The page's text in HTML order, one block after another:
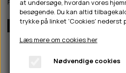
💧FODER-
🦴 GODBIDDER &
TIL
DRIKKEFLASKER/
TIL KAT
TILBUD
Forside Til hunde Halsbånd, liner &
Flere Farver
at undersøge, hvordan vores
besøgende. Du kan altid
trykke på linket 'Cookies' nederst
Læs mere om cookies her
Nødvendige cookies